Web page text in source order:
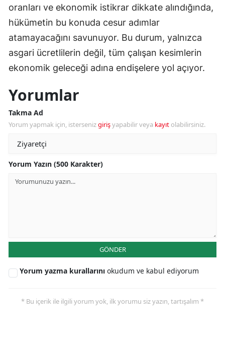
oranları ve ekonomik istikrar dikkate alındığında,
hükümetin bu konuda cesur adımlar
atamayacağını savunuyor. Bu durum, yalnızca
asgari ücretlilerin değil, tüm çalışan kesimlerin
ekonomik geleceği adına endişelere yol açıyor.
Yorumlar
Takma Ad
Yorum yapmak için, istersenizgirişyapabilir veya kayıt olabilirsiniz.
Yorum Yazın (500 Karakter)
GÖNDER
Yorum yazma kurallarını okudum ve kabul ediyorum
* Bu içerik ile ilgili yorum yok, ilk yorumu siz yazın, tartışalım *